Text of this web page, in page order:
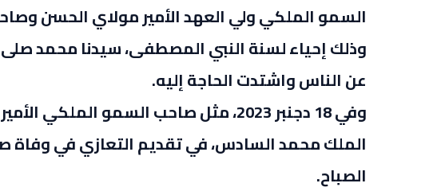
السمو الملكي ولي العهد الأمير مولاي الحسن
وذلك إحياء لسنة النبي المصطفى، سيدنا محمد
عن الناس واشتدت الحاجة إليه.
وفي 18 دجنبر 2023، مثل صاحب السمو
الملك محمد السادس، في تقديم التعازي في وفاة
الصباح.